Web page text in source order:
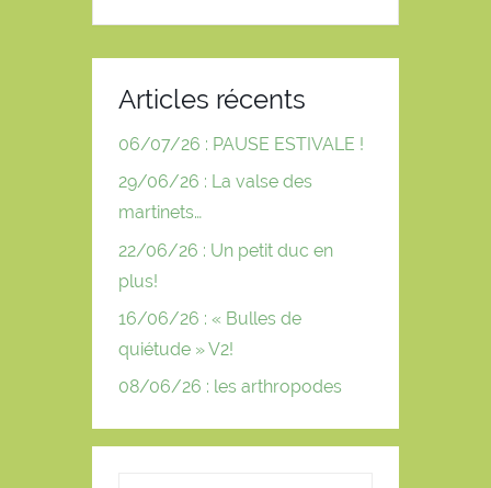
Articles récents
06/07/26 : PAUSE ESTIVALE !
29/06/26 : La valse des
martinets…
22/06/26 : Un petit duc en
plus!
16/06/26 : « Bulles de
quiétude » V2!
08/06/26 : les arthropodes